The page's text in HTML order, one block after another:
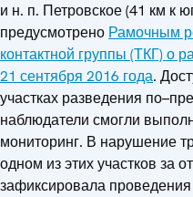
и н. п. Петровское (41 км к
предусмотрено Рамочным
контактной группы (ТКГ) о
21 сентября 2016 года.
участках разведения
наблюдатели смогли
мониторинг. В нарушение
одном из этих участков за
зафиксировала